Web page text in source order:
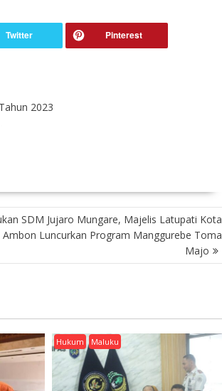
2023
SDM Jujaro Mungare, Majelis Latupati Kota
Ambon Luncurkan Program Manggurebe Toma
Majo
Hukum Maluku